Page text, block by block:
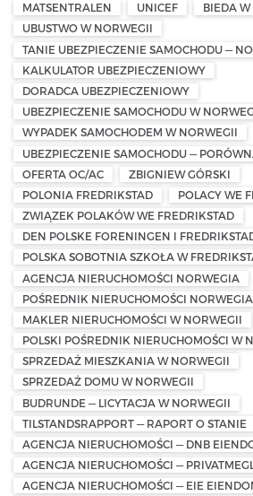
MATSENTRALEN
UNICEF
BIEDA
UBUSTWO W NORWEGII
TANIE UBEZPIECZENIE SAMOCHODU —
KALKULATOR UBEZPIECZENIOWY
DORADCA UBEZPIECZENIOWY
UBEZPIECZENIE SAMOCHODU W
WYPADEK SAMOCHODEM W NORWEGII
UBEZPIECZENIE SAMOCHODU —
OFERTA OC/AC
ZBIGNIEW GÓRSKI
POLONIA FREDRIKSTAD
POLACY WE
ZWIĄZEK POLAKÓW WE FREDRIKSTAD
DEN POLSKE FORENINGEN I
POLSKA SOBOTNIA SZKOŁA W
AGENCJA NIERUCHOMOŚCI NORWEGIA
POŚREDNIK NIERUCHOMOŚCI NORWEGIA
MAKLER NIERUCHOMOŚCI W NORWEGII
POLSKI POŚREDNIK NIERUCHOMOŚCI W
SPRZEDAŻ MIESZKANIA W NORWEGII
SPRZEDAŻ DOMU W NORWEGII
BUDRUNDE — LICYTACJA W NORWEGII
TILSTANDSRAPPORT — RAPORT O STANIE
AGENCJA NIERUCHOMOŚCI — DNB
AGENCJA NIERUCHOMOŚCI —
AGENCJA NIERUCHOMOŚCI — EIE